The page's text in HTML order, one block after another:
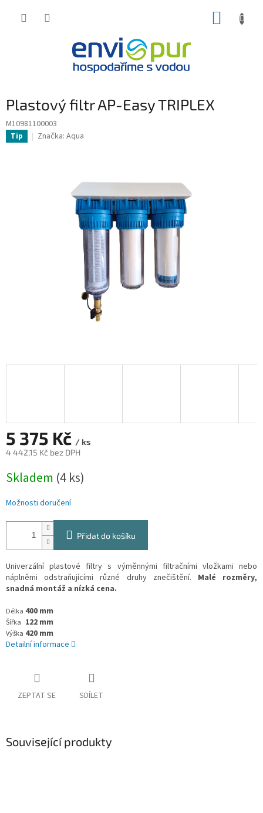
Plastový filtr AP-Easy TRIPLEX
M10981100003
Tip Značka: Aqua
5 375 Kč / ks
4 442,15 Kč bez DPH
cena:
Skladem (4 ks)
Možnosti doručení
Přidat do košíku
Univerzální plastové filtry s výměnnými filtračními vložkami nebo
náplněmi odstraňujícími různé druhy znečištění. Malé rozměry,
snadná montáž a nízká cena.
Délka 400 mm
Šířka 122 mm
Výška 420 mm
Detailní informace
ZEPTAT SE SDÍLET
Související produkty